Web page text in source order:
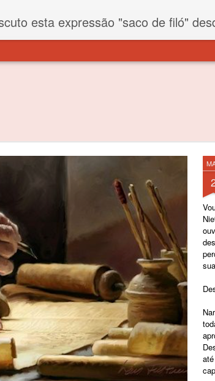
"saco de filó" desde criança. Para quem não sabe, filó é um tecido todo furadinho e permite que um saco feito com ele, mesmo que